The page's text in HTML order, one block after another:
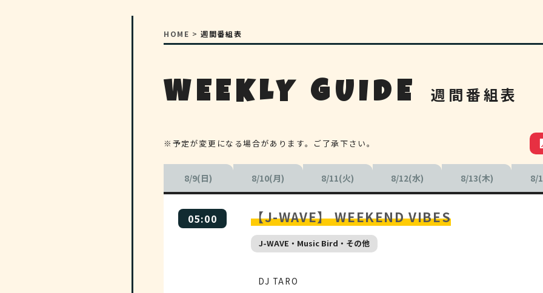
HOME >週間番組表
WEEKLY GUIDE 週間番組表
※予定が変更になる場合があります。ご了承下さい。
8/9(日) 8/10(月) 8/11(火) 8/12(水) 8/13(木) 8/
05:00 【J-WAVE】 WEEKEND VIBES
J-WAVE・Music Bird・その他
DJ TARO